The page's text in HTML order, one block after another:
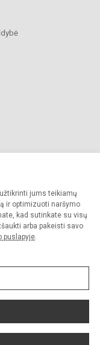
jums teikiamų
ir optimizuoti naršymo
kad sutinkate su visų
arba pakeisti savo
puslapyje.
Visos teisės saugomos.
griežtai draudžiama.
valdymas